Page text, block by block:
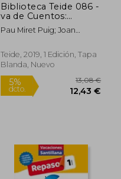
Biblioteca Teide 086 -
va de Cuentos:
Antología del Cuento
Español
Pau Miret Puig; Joan
Gin&Eacute;; Salvador
Martí Ra&Uuml;Ll
Teide, 2019, 1 Edición, Tapa
Blanda, NuevoRápido